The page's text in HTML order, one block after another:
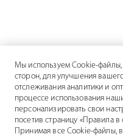
Мы используем Cookie-
сторон, для улучшения
отслеживания аналитики и
процессе использования
персонализировать свои
посетив страницу «Правила
Принимая все Cookie-файлы,